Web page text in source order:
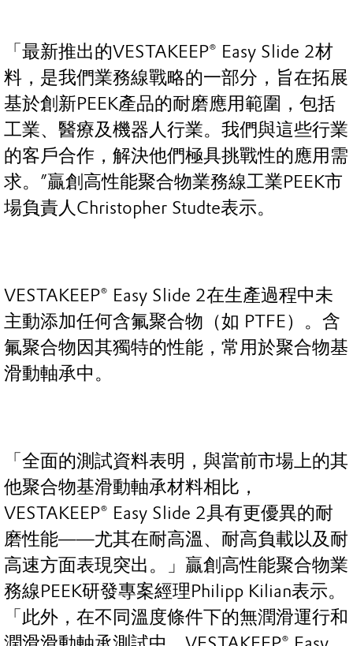
「最新推出的VESTAKEEP® Easy Slide 2材
料，是我們業務線戰略的一部分，旨在拓展
基於創新PEEK產品的耐磨應用範圍，包括
工業、醫療及機器人行業。我們與這些行業
的客戶合作，解決他們極具挑戰性的應用需
求。”贏創高性能聚合物業務線工業PEEK市
場負責人Christopher Studte表示。
VESTAKEEP® Easy Slide 2在生產過程中未
主動添加任何含氟聚合物（如 PTFE）。含
氟聚合物因其獨特的性能，常用於聚合物基
滑動軸承中。
「全面的測試資料表明，與當前市場上的其
他聚合物基滑動軸承材料相比，
VESTAKEEP® Easy Slide 2具有更優異的耐
磨性能——尤其在耐高溫、耐高負載以及耐
高速方面表現突出。」贏創高性能聚合物業
務線PEEK研發專案經理Philipp Kilian表示。
「此外，在不同溫度條件下的無潤滑運行和